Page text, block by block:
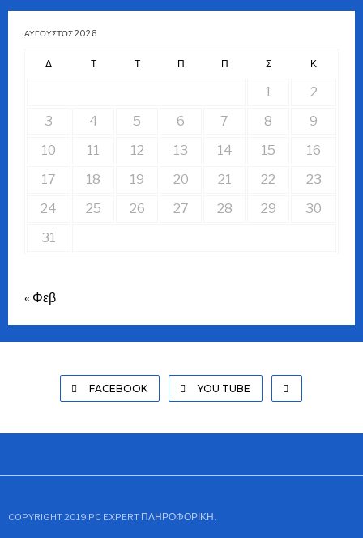
ΑΎΓΟΥΣΤΟΣ 2026
Δ Τ Τ Π Π Σ Κ
1
2
3
4 5 6 7 8
9
10
11 12 13 14 15
16
17
18 19 20 21 22
23
24
25 26 27 28 29
30
31
« Φεβ
FACEBOOK YOU TUBE
COPYRIGHT 2019 PC EXPERT ΠΛΗΡΟΦΟΡΙΚΉ.